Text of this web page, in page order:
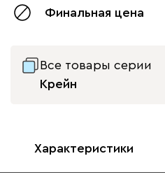
ящик слева ящик справа
Финальная цена
Все товары серии
Крейн
Характеристики